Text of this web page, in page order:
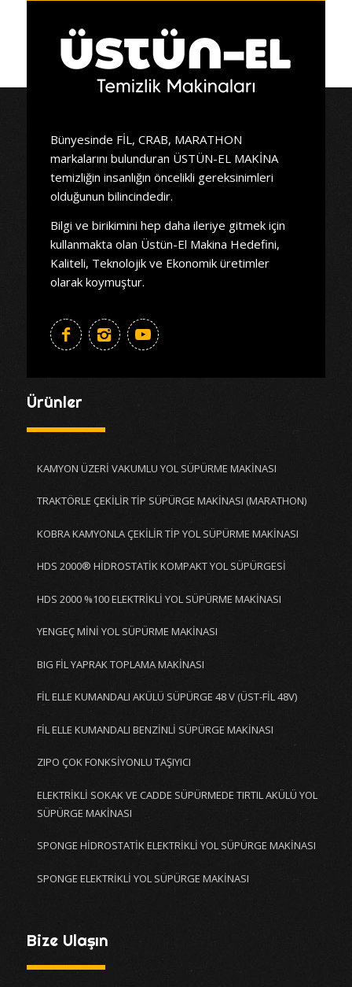
Bünyesinde FİL, CRAB, MARATHON
markalarını bulunduran ÜSTÜN-EL MAKİNA
temizliğin insanlığın öncelikli gereksinimleri
olduğunun bilincindedir.
Bilgi ve birikimini hep daha ileriye gitmek için
kullanmakta olan Üstün-El Makina Hedefini,
Kaliteli, Teknolojik ve Ekonomik üretimler
olarak koymuştur.
Ürünler
KAMYON ÜZERİ VAKUMLU YOL SÜPÜRME MAKİNASI
TRAKTÖRLE ÇEKİLİR TİP SÜPÜRGE MAKİNASI (MARATHON)
KOBRA KAMYONLA ÇEKİLİR TİP YOL SÜPÜRME MAKİNASI
HDS 2000® HİDROSTATİK KOMPAKT YOL SÜPÜRGESİ
HDS 2000 %100 ELEKTRİKLİ YOL SÜPÜRME MAKİNASI
YENGEÇ MİNİ YOL SÜPÜRME MAKİNASI
BIG FİL YAPRAK TOPLAMA MAKİNASI
FİL ELLE KUMANDALI AKÜLÜ SÜPÜRGE 48 V (ÜST-FİL 48V)
FİL ELLE KUMANDALI BENZİNLİ SÜPÜRGE MAKİNASI
ZIPO ÇOK FONKSİYONLU TAŞIYICI
ELEKTRİKLİ SOKAK VE CADDE SÜPÜRMEDE TIRTIL AKÜLÜ YOL
SÜPÜRGE MAKİNASI
SPONGE HİDROSTATİK ELEKTRİKLİ YOL SÜPÜRGE MAKİNASI
SPONGE ELEKTRİKLİ YOL SÜPÜRGE MAKİNASI
Bize Ulaşın